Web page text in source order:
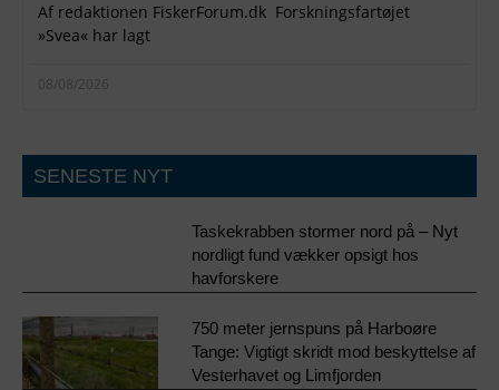
Af redaktionen FiskerForum.dk Forskningsfartøjet
»Svea« har lagt
08/08/2026
SENESTE NYT
Taskekrabben stormer nord på – Nyt
nordligt fund vækker opsigt hos
havforskere
750 meter jernspuns på Harboøre
Tange: Vigtigt skridt mod beskyttelse af
Vesterhavet og Limfjorden